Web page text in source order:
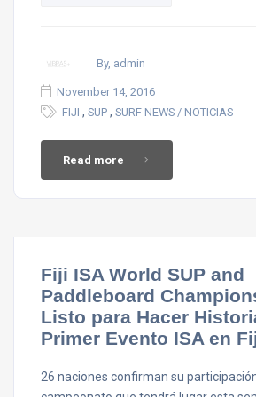
By, admin
November 14, 2016
FIJI , SUP , SURF NEWS / NOTICIAS
Read more
Fiji ISA World SUP and
Paddleboard
Listo para Hacer
Primer Evento ISA en
26 naciones confirman su